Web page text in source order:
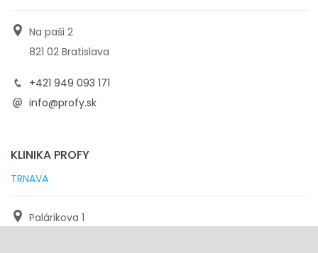
Na paši 2
821 02 Bratislava
+421 949 093 171
info@profy.sk
KLINIKA PROFY
TRNAVA
Palárikova 1